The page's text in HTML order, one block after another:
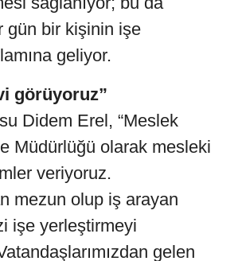
gün bir kişinin işe
geliyor.
görüyoruz”
Didem Erel, “Meslek
Müdürlüğü olarak mesleki
veriyoruz.
mezun olup iş arayan
işe yerleştirmeyi
gelen